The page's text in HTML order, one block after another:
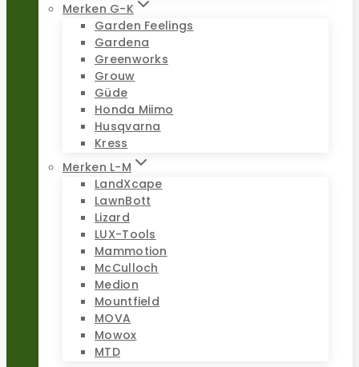
Merken G-K
Garden Feelings
Gardena
Greenworks
Grouw
Güde
Honda Miimo
Husqvarna
Kress
Merken L-M
LandXcape
LawnBott
Lizard
LUX-Tools
Mammotion
McCulloch
Medion
Mountfield
MOVA
Mowox
MTD